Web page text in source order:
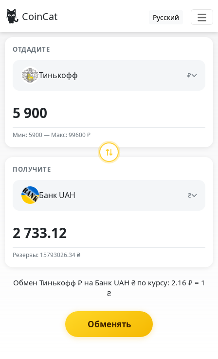
CoinCat Русский
ОТДАДИТЕ
Тинькофф ₽
Мин: 5900 — Макс: 99600 ₽
ПОЛУЧИТЕ
Банк UAH ₴
Резервы: 15793026.34 ₴
Обмен Тинькофф ₽ на Банк UAH ₴ по курсу: 2.16 ₽ = 1
₴
Обменять